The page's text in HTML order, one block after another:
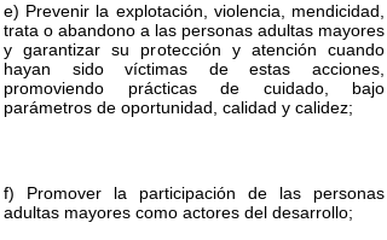
e) Prevenir la explotación, violencia, mendicidad,
trata o abandono a las personas adultas mayores
y garantizar su protección y atención cuando
hayan sido víctimas de estas acciones,
promoviendo prácticas de cuidado, bajo
parámetros de oportunidad, calidad y calidez;
f) Promover la participación de las personas
adultas mayores como actores del desarrollo;